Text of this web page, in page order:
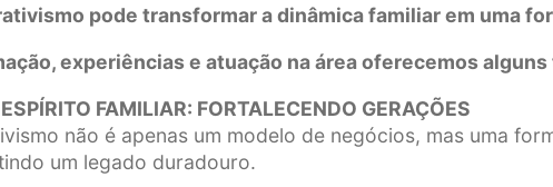
pode transformar a dinâmica familiar em uma
experiências e atuação na área oferecemos
FAMILIAR: FORTALECENDO GERAÇÕES
não é apenas um modelo de negócios, mas uma
um legado duradouro.